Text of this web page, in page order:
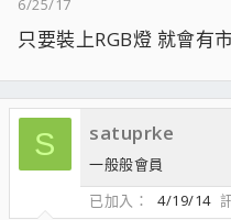
6/25/17
只要裝上RGB燈 就會有
S satuprke
一般般會員
已加入
4/19/14